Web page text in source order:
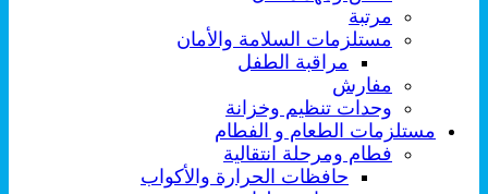
مرتبة
مستلزمات السلامة والأمان
مراقبة الطفل
مفارش
وحدات تنظيم وخزانة
مستلزمات الطعام و الفطام
فطام ومرحلة انتقالية
حافظات الحرارة والأكواب